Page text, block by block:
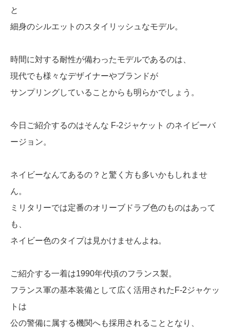
と
細身のシルエットのスタイリッシュなモデル。
時間に対する耐性が備わったモデルであるのは、
現代でも様々なデザイナーやブランドが
サンプリングしていることからも明らかでしょう。
今日ご紹介するのはそんな F-2ジャケット のネイビーバ
ージョン。
ネイビーなんてあるの？と驚く方も多いかもしれませ
ん。
ミリタリーでは定番のオリーブドラブ色のものはあって
も、
ネイビー色のタイプは見かけませんよね。
ご紹介する一着は1990年代頃のフランス製。
フランス軍の基本装備として広く活用されたF-2ジャケッ
トは
公の警備に属する機関へも採用されることとなり、